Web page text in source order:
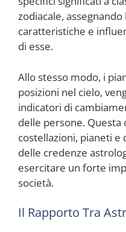
zodiacale,
caratteristiche e
di esse.
Allo stesso modo, i
posizioni nel cielo,
indicatori di
delle persone. Questa
costellazioni, pianeti
delle credenze
esercitare un forte
società.
Il Rapporto Tra